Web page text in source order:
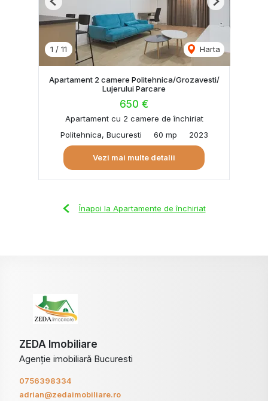
1 / 11 Harta
Previous Next
Apartament 2 camere Politehnica/Grozavesti/
Lujerului Parcare
650 €
Apartament cu 2 camere de închiriat
Politehnica, Bucuresti
60 mp 2023
Vezi mai multe detalii
Înapoi la Apartamente de închiriat
ZEDA Imobiliare
Agenție imobiliară Bucuresti
0756398334
adrian@zedaimobiliare.ro